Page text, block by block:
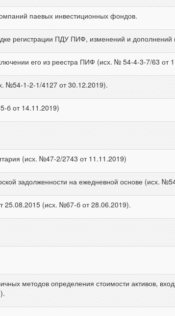
паевых инвестиционных фондов.
регистрации ПДУ ПИФ, изменений и дополнений
его из реестра ПИФ (исх. № 54-4-3-7/63 от
№54-1-2-1/4127 от 30.12.2019).
б от 14.11.2019)
(исх. №47-2/2743 от 11.11.2019)
задолженности на ежедневной основе (исх.
25.08.2015 (исх. №67-б от 28.06.2019).
методов определения стоимости активов,